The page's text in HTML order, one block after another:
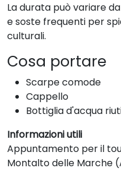
La durata può variare
e soste frequenti per
culturali.
Cosa portare
Scarpe comode
Cappello
Bottiglia d'acqua
Informazioni utili
Appuntamento per il
Montalto delle Marche